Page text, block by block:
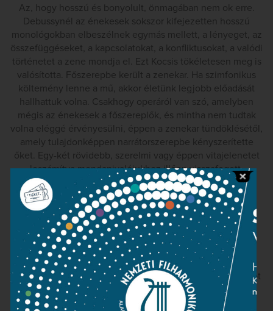
Az, hogy hosszú és bonyolult, önmagában nem ok erre.
Debussynél az énekesek sokszor kifejezetten hosszú
monológokban elbeszélnek egymás mellett, a lényeget, az
összefüggéseket, a kapcsolatokat, a konfliktusokat, a valódi
történetet a zene mondja el. Ezt Kocsis tökéletesen meg is
valósította. Főszerepbe került a zenekar. Ha szimfonikus
költemény lenne a mű, akkor életünk legjobb előadását
hallhattuk volna. Csakhogy operáról van szó, amelyben
mégis az énekesek a főszereplők, és mintha nem tudtak
volna eléggé érvényesülni, éppen a zenekar tündöklésétől,
amely tulajdonképpen narrátorszerepbe kényszerítette
őket. Egy-két rövidebb, szerelmi vagy éppen vitajelenetet
leszámítva mondanivalójukhoz illően visszafogott,
tárgyilagos hangon énekeltek, meglehetősen szűk
dinamikai keretek között. Így pedig 170 percnyi,
meglehetősen tömény zenét elég nehéz folyamatos
figyelemmel végigülni. Főleg azért, mert a Debussy-féle
„formátlanság”, a hagyományos áriák, recitativók hiánya
sem segíti a közönséget. A Pelléas és Mélisande-ról nem
úgy megyünk haza, hogy útközben magunkban
fütyörésszük a dallamokat. Itt lényegében végig recitativót
hallunk, a dallamok a zenekar privilégiumai maradnak,
viszont a hallgató ösztönösen mégis az énekeseket és a